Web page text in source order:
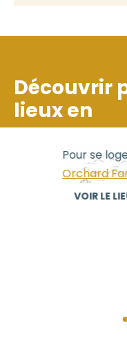
Découvrir
lieux en
Pour se loger
Orchard
VOIR LE LIEU